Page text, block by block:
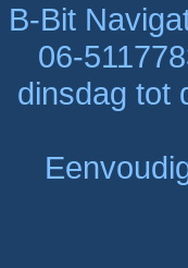
B-Bit
06-
dinsdag tot